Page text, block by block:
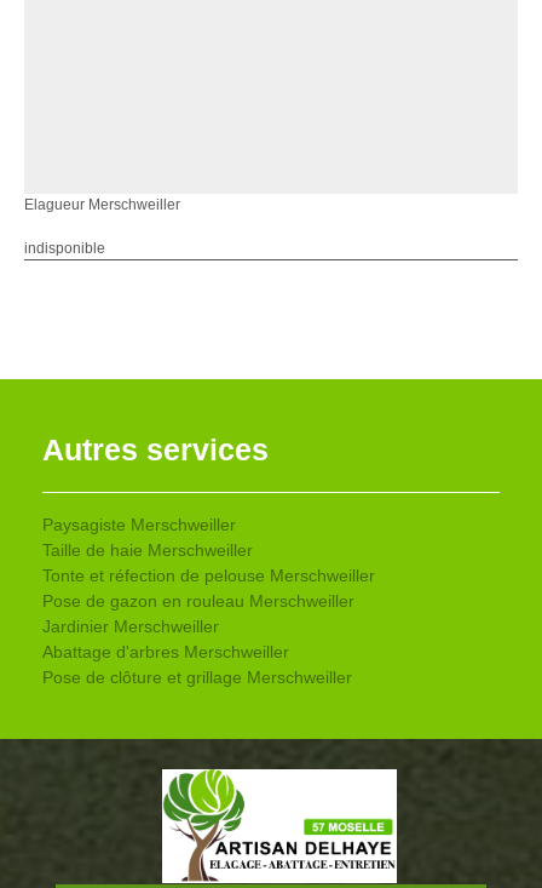
Elagueur Merschweiller
indisponible
Autres services
Paysagiste Merschweiller
Taille de haie Merschweiller
Tonte et réfection de pelouse Merschweiller
Pose de gazon en rouleau Merschweiller
Jardinier Merschweiller
Abattage d'arbres Merschweiller
Pose de clôture et grillage Merschweiller